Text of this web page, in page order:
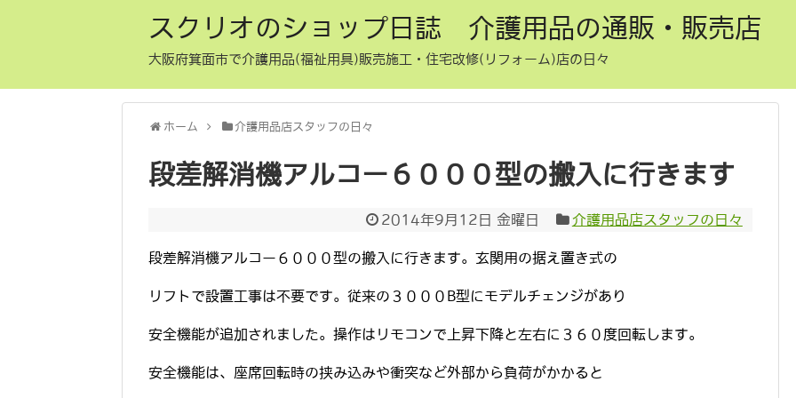
スクリオのショップ日誌 介護用品の通販・販売店
大阪府箕面市で介護用品(福祉用具)販売施工・住宅改修(リフォーム)店の日々
ホーム 介護用品店スタッフの日々
段差解消機アルコー６０００型の搬入に行きます
2014年9月12日 金曜日 介護用品店スタッフの日々
段差解消機アルコー６０００型の搬入に行きます。玄関用の据え置き式の
リフトで設置工事は不要です。従来の３０００B型にモデルチェンジがあり
安全機能が追加されました。操作はリモコンで上昇下降と左右に３６０度回転します。
安全機能は、座席回転時の挟み込みや衝突など外部から負荷がかかると